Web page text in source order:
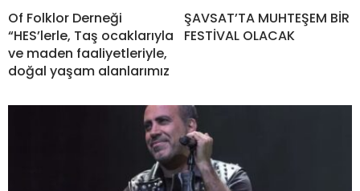
Of Folklor Derneği
“HES’lerle, Taş ocaklarıyla
ve maden faaliyetleriyle,
doğal yaşam alanlarımız
ŞAVSAT’TA MUHTEŞEM BİR
FESTİVAL OLACAK